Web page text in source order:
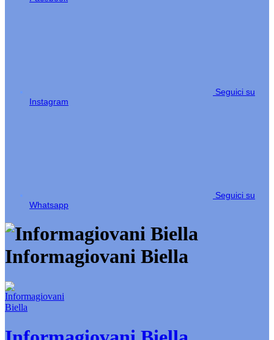
Seguici su
Instagram
Seguici su
Whatsapp
Informagiovani Biella